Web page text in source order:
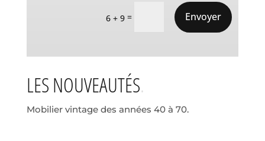
6 + 9 = Envoyer
LES NOUVEAUTÉS
Mobilier vintage des années 40 à 70.